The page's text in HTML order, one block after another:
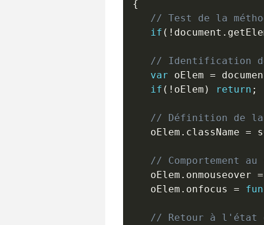
{
// Test de la
if ( ! document .
// Identification
var oElem =
if ( ! oElem ) return ;
// Définition de la
   oElem
. className =
// Comportement
   oElem
. onmouseover =
   oElem
. onfocus =
// Retour à l'état